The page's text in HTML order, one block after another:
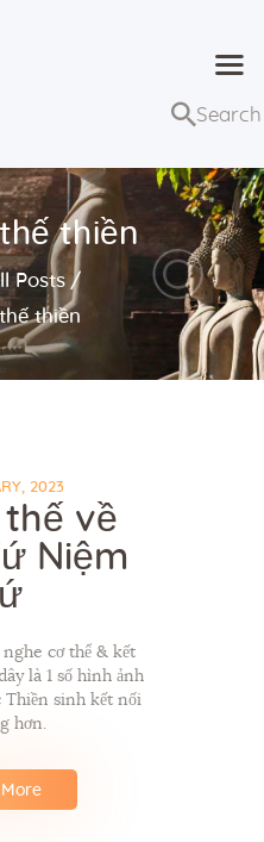
thiền
Posts
thiền
2023
về
Niệm
cơ thể & kết
là 1 số hình ảnh
Thiền sinh kết nối
hơn.